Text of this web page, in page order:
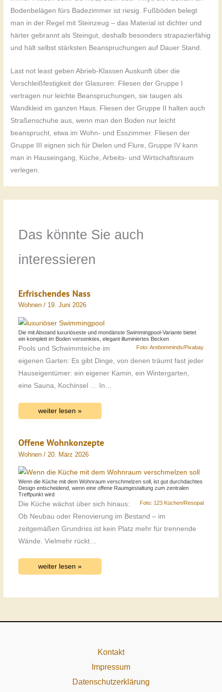
Bodenbelägen fürs Badezimmer ist riesig. Fußböden belegt
man in der Regel mit Steinzeug – das Material ist dichter und
härter gebrannt als Steingut, deshalb besonders strapazierfähig
und hält selbst stärksten Beanspruchungen auf Dauer Stand.
Last not least geben Abrieb-Klassen Auskunft über die
Verschleißfestigkeit der Glasuren: Fliesen der Gruppe I
vertragen nur leichte Beanspruchungen, sie taugen als
Wandkleid im ganzen Haus. Fliesen der Gruppe II halten auch
Straßenschuhe aus, wenn man den Boden nur leicht
beansprucht, etwa im Wohn- und Esszimmer. Fliesen der
Gruppe III eignen sich für Dielen und Flure, Gruppe IV kann
man in Hauseingang, Küche, Arbeits- und Wirtschaftsraum
verlegen.
Das könnte Sie auch
interessieren
Erfrischendes Nass
Wohnen/ 19. Juni 2026
Die mit Abstand luxuriöseste und mondänste Swimmingpool-Variante bietet
ein komplett im Boden versenktes, elegant illuminiertes Becken
Foto: Arebomminds/Pixabay
Pools und Schwimmteiche im
eigenen Garten: Es gibt Dinge, von denen träumt fast jeder
Hauseigentümer: ein eigener Kamin, ein Wintergarten,
eine Sauna, Kochinsel … In…
weiter lesen »
Offene Wohnkonzepte
Wohnen/ 20. März 2026
Wenn die Küche mit dem Wohnraum verschmelzen soll, ist gut durchdachtes
Design entscheidend, wenn eine offene Raumgestaltung zum zentralen
Treffpunkt wird
Foto: 123 Küchen/Resopal
Die Küche wächst über sich hinaus:
Ob Neubau oder Renovierung im Bestand – im
zeitgemäßen Grundriss ist kein Platz mehr für trennende
Wände. Vielmehr rückt…
weiter lesen »
Kontakt
Impressum
Datenschutzerklärung